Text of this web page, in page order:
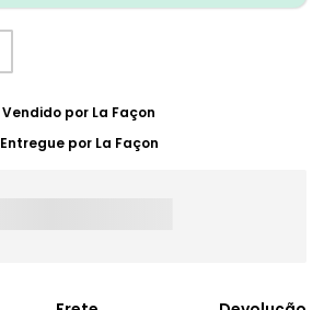
Vendido por La Façon
Entregue por La Façon